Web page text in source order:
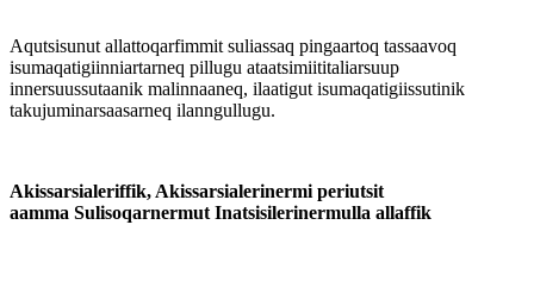
Aqutsisunut allattoqarfimmit suliassaq pingaartoq tassaavoq
isumaqatigiinniartarneq pillugu ataatsimiititaliarsuup
innersuussutaanik malinnaaneq, ilaatigut isumaqatigiissutinik
takujuminarsaasarneq ilanngullugu.
Akissarsialeriffik, Akissarsialerinermi periutsit
aamma Sulisoqarnermut Inatsisilerinermulla allaffik